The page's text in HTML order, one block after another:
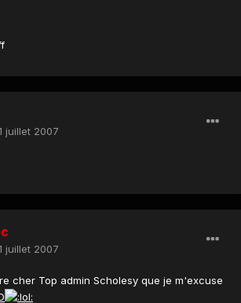
juillet 2007
juillet 2007
cher Top admin Scholesy que je m'excuse